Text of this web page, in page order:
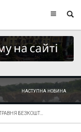
НАСТУПНА НОВИНА
БЕЗКОШТ...